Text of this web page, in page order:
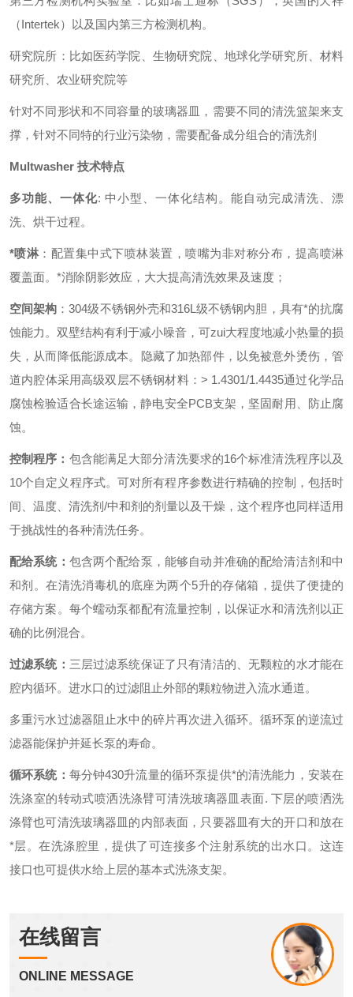
（Intertek）以及国内第三方检测机构。
研究院所：比如医药学院、生物研究院、地球化学研究所、材料
研究所、农业研究院等
针对不同形状和不同容量的玻璃器皿，需要不同的清洗篮架来支
撑，针对不同特的行业污染物，需要配备成分组合的清洗剂
Multwasher 技术特点
多功能、一体化: 中小型、一体化结构。能自动完成清洗、漂
洗、烘干过程。
*喷淋：配置集中式下喷林装置，喷嘴为非对称分布，提高喷淋
覆盖面。*消除阴影效应，大大提高清洗效果及速度；
空间架构 ：304级不锈钢外壳和316L级不锈钢内胆，具有*的抗腐
蚀能力。双壁结构有利于减小噪音，可zui大程度地减小热量的损
失，从而降低能源成本。隐藏了加热部件，以免被意外烫伤，管
道内腔体采用高级双层不锈钢材料： > 1.4301/1.4435通过化学品
腐蚀检验适合长途运输，静电安全PCB支架，坚固耐用、防止腐
蚀。
控制程序： 包含能满足大部分清洗要求的16个标准清洗程序以及
10个自定义程序式。可对所有程序参数进行精确的控制，包括时
间、温度、清洗剂/中和剂的剂量以及干燥，这个程序也同样适用
于挑战性的各种清洗任务。
配给系统： 包含两个配给泵，能够自动并准确的配给清洁剂和中
和剂。在清洗消毒机的底座为两个5升的存储箱，提供了便捷的
存储方案。每个蠕动泵都配有流量控制，以保证水和清洗剂以正
确的比例混合。
过滤系统： 三层过滤系统保证了只有清洁的、无颗粒的水才能在
腔内循环。进水口的过滤阻止外部的颗粒物进入流水通道。
多重污水过滤器阻止水中的碎片再次进入循环。循环泵的逆流过
滤器能保护并延长泵的寿命。
循环系统： 每分钟430升流量的循环泵提供*的清洗能力，安装在
洗涤室的转动式喷洒洗涤臂可清洗玻璃器皿表面. 下层的喷洒洗
涤臂也可清洗玻璃器皿的内部表面，只要器皿有大的开口和放在
*层。在洗涤腔里，提供了可连接多个注射系统的出水口。这连
接口也可提供水给上层的基本式洗涤支架。
在线留言
ONLINE MESSAGE